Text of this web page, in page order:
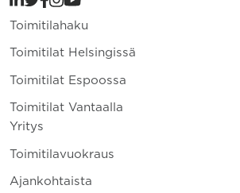
Toimitilahaku
Toimitilat Helsingissä
Toimitilat Espoossa
Toimitilat Vantaalla
Yritys
Toimitilavuokraus
Ajankohtaista